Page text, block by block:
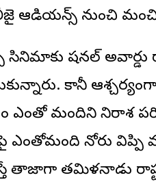
ఆడియ‌న్స్ నుంచి మంచి
సినిమాకు నేష‌న‌ల్
కానీ
ఎంతో మందిని నిరాశ
ఎంతోమంది నోరు
త‌మిళ‌నాడు రాష్ట్ర